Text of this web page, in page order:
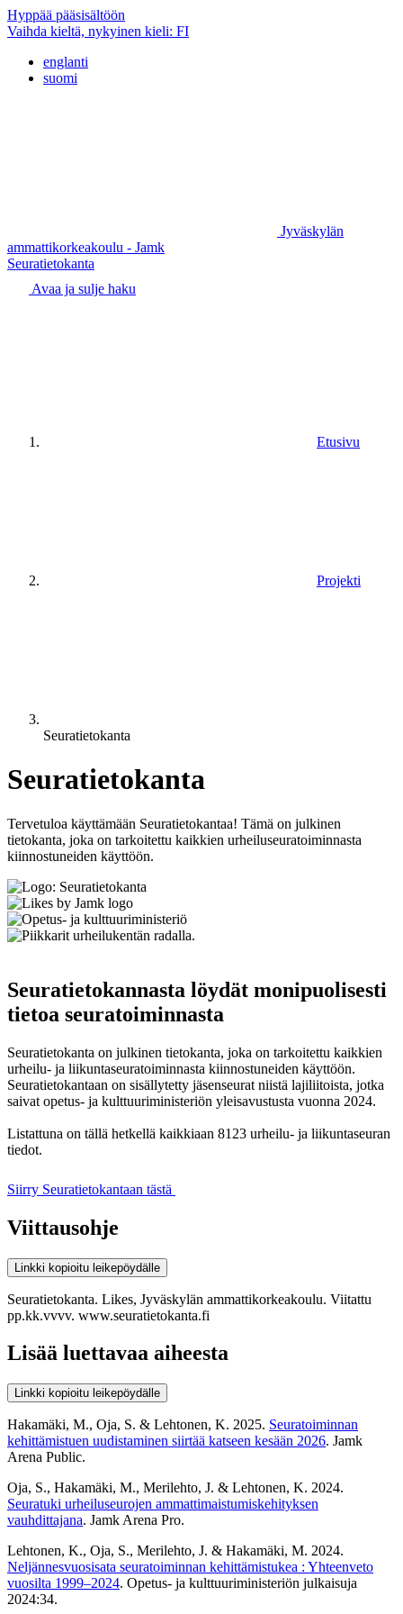
Hyppää pääsisältöön
Vaihda kieltä, nykyinen kieli: FI
englanti
suomi
Jyväskylän
ammattikorkeakoulu - Jamk
Seuratietokanta
Avaa ja sulje haku
Etusivu
Projekti
Seuratietokanta
Seuratietokanta
Tervetuloa käyttämään Seuratietokantaa! Tämä on julkinen
tietokanta, joka on tarkoitettu kaikkien urheiluseuratoiminnasta
kiinnostuneiden käyttöön.
Seuratietokannasta löydät monipuolisesti
tietoa seuratoiminnasta
Seuratietokanta on julkinen tietokanta, joka on tarkoitettu kaikkien
urheilu- ja liikuntaseuratoiminnasta kiinnostuneiden käyttöön.
Seuratietokantaan on sisällytetty jäsenseurat niistä lajiliitoista, jotka
saivat opetus- ja kulttuuriministeriön yleisavustusta vuonna 2024.
Listattuna on tällä hetkellä kaikkiaan 8123 urheilu- ja liikuntaseuran
tiedot.
Siirry Seuratietokantaan tästä
Viittausohje
Linkki kopioitu leikepöydälle
Seuratietokanta. Likes, Jyväskylän ammattikorkeakoulu. Viitattu
pp.kk.vvvv. www.seuratietokanta.fi
Lisää luettavaa aiheesta
Linkki kopioitu leikepöydälle
Hakamäki, M., Oja, S. & Lehtonen, K. 2025. Seuratoiminnan
kehittämistuen uudistaminen siirtää katseen kesään 2026. Jamk
Arena Public.
Oja, S., Hakamäki, M., Merilehto, J. & Lehtonen, K. 2024.
Seuratuki urheiluseurojen ammattimaistumiskehityksen
vauhdittajana. Jamk Arena Pro.
Lehtonen, K., Oja, S., Merilehto, J. & Hakamäki, M. 2024.
Neljännesvuosisata seuratoiminnan kehittämistukea : Yhteenveto
vuosilta 1999–2024. Opetus- ja kulttuuriministeriön julkaisuja
2024:34.